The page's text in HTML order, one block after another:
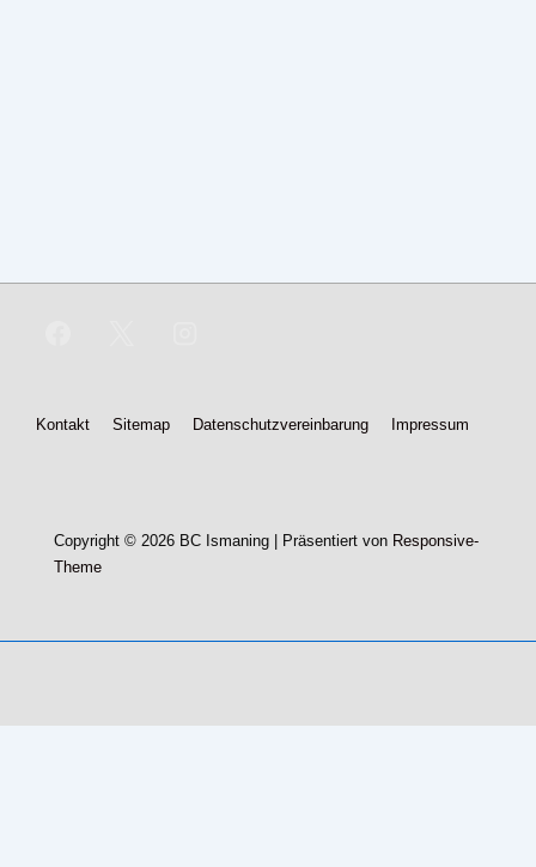
Footer-
Kontakt Sitemap Datenschutzvereinbarung Impressum
Copyright © 2026 BC Ismaning | Präsentiert von Responsive-
Theme